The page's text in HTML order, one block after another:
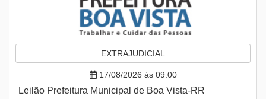
EXTRAJUDICIAL
17/08/2026 às 09:00
Leilão Prefeitura Municipal de Boa Vista-RR